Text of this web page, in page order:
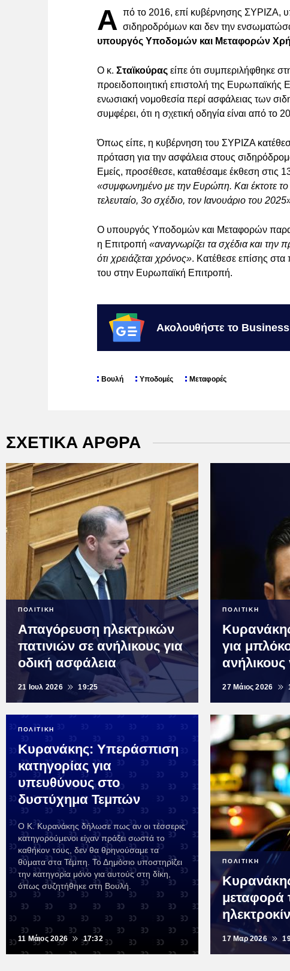
Α πό το 2016, επί κυβέρνησης ΣΥΡΙΖΑ,
σιδηροδρόμων και δεν την
υπουργός Υποδομών και Μεταφορών
O κ. Σταϊκούρας είπε ότι συμπεριλήφθηκε
προειδοποιητική επιστολή της
ενωσιακή νομοθεσία περί ασφάλειας των
συμφέρει, ότι η σχετική οδηγία είναι από το
Όπως είπε, η κυβέρνηση του ΣΥΡΙΖΑ
πρόταση για την ασφάλεια στους
Εμείς, πρoσέθεσε, καταθέσαμε έκθεση στις
«συμφωνημένο με την Ευρώπη. Και έκτοτε
τελευταίο, 3ο σχέδιο, τον Ιανουάριο του
Ο υπουργός Υποδομών και Μεταφορών
η Επιτροπή «αναγνωρίζει τα σχέδια και την
ότι χρειάζεται χρόνος». Κατέθεσε επίσης
του στην Ευρωπαϊκή Επιτροπή.
Ακολουθήστε το
Βουλή Υποδομές Μεταφορές
ΣΧΕΤΙΚΑ ΑΡΘΡΑ
ΠΟΛΙΤΙΚΗ
Απαγόρευση ηλεκτρικών
πατινιών σε ανήλικους για
οδική ασφάλεια
21 Ιουλ 2026 19:25
ΠΟΛΙΤΙΚΗ
για
ανήλικους
27 Μάιος 2026
ΠΟΛΙΤΙΚΗ
Κυρανάκης: Υπεράσπιση
κατηγορίας για
υπευθύνους στο
δυστύχημα Τεμπών
Ο Κ. Κυρανάκης δήλωσε πως αν οι τέσσερις
κατηγορούμενοι είχαν πράξει σωστά το
καθήκον τους, δεν θα θρηνούσαμε τα
θύματα στα Τέμπη. Το Δημόσιο υποστηρίζει
την κατηγορία μόνο για αυτούς στη δίκη,
όπως συζητήθηκε στη Βουλή.
11 Μάιος 2026 17:32
ΠΟΛΙΤΙΚΗ
μεταφορά
17 Μαρ 2026